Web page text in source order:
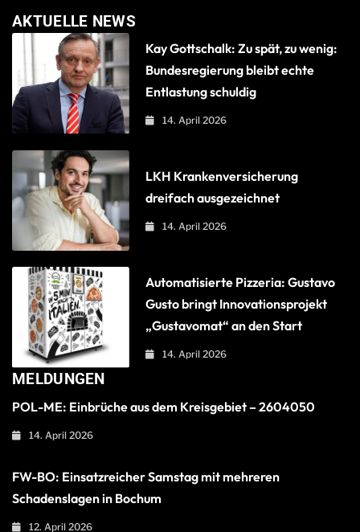
AKTUELLE NEWS
Kay Gottschalk: Zu spät, zu wenig:
Bundesregierung bleibt echte
Entlastung schuldig
14. April 2026
LKH Krankenversicherung
dreifach ausgezeichnet
14. April 2026
Automatisierte Pizzeria: Gustavo
Gusto bringt Innovationsprojekt
„Gustavomat“ an den Start
14. April 2026
MELDUNGEN
POL-ME: Einbrüche aus dem Kreisgebiet – 2604050
14. April 2026
FW-BO: Einsatzreicher Samstag mit mehreren
Schadenslagen in Bochum
12. April 2026